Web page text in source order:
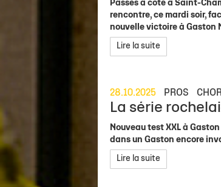
Passés à côté à Saint-
rencontre, ce mardi soir,
nouvelle victoire à Gaston
Lire la suite
28.10.2025 PROS
La série
Nouveau test XXL à
dans un Gaston encore
Lire la suite